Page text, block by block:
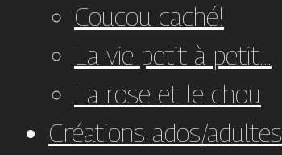
Coucou caché!
La vie petit à petit...
La rose et le chou
Créations ados/adultes